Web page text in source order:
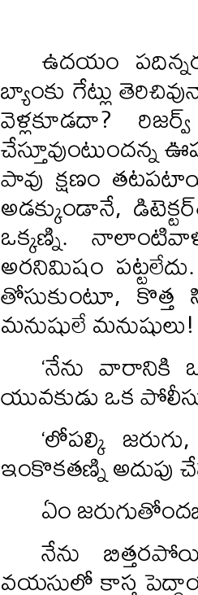
ఉదయం
బ్యాంకు గేట్లు
వెళ్లకూడదా?
పావు క్షణం
అడక్కుండానే,
ఒక్కణ్ని.
అరనిమిషం
తోసుకుంటూ,
మనుషులే మనుషులు!
‘నేను వారానికి
యువకుడు ఒక
‘లోపల్కి
ఇంకొకతణ్ని అదుపు
ఏం
నేను
వయసులో కాస్త